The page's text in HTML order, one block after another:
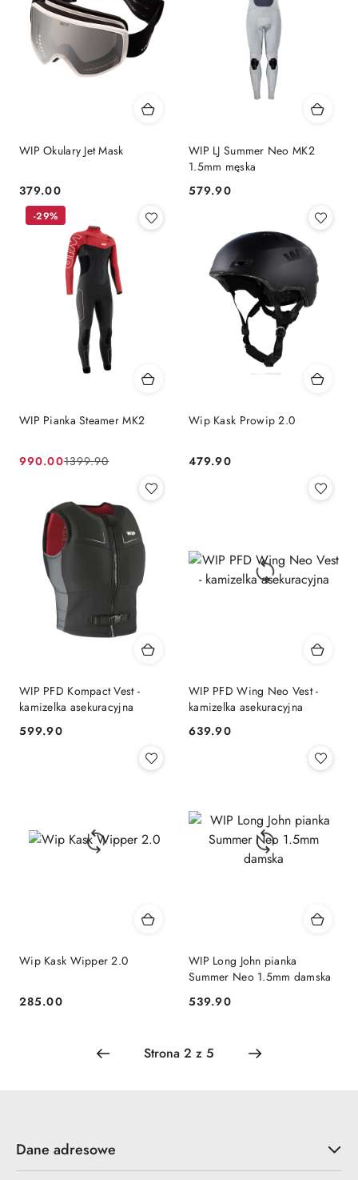
WIP Okulary Jet Mask
Cena:
379.00
WIP LJ Summer Neo MK2
1.5mm męska
Cena:
579.90
WIP Pianka Steamer MK2
Cena
990.00
Cena
promocją:
1399.90
-29%
Wip Kask Prowip 2.0
Cena:
479.90
WIP PFD Kompact Vest -
kamizelka asekuracyjna
Cena:
599.90
WIP PFD Wing Neo Vest -
kamizelka asekuracyjna
Cena:
639.90
Wip Kask Wipper 2.0
Cena:
285.00
WIP Long John pianka
Summer Neo 1.5mm damska
Cena:
539.90
Dane adresowe